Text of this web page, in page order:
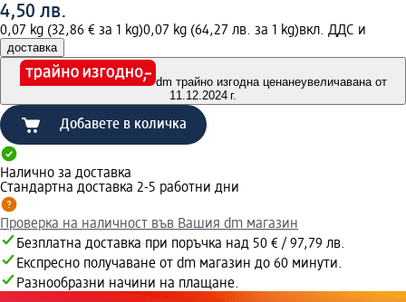
4,50 лв.
0,07 kg (32,86 € за 1 kg)0,07 kg (64,27 лв. за 1 kg)вкл. ДДС и
доставка
dm трайно изгодна ценанеувеличавана от
11.12.2024 г.
Добавете в количка
Налично за доставка
Стандартна доставка 2-5 работни дни
Проверка на наличност във Вашия dm магазин
Безплатна доставка при поръчка над 50 € / 97,79 лв.
Експресно получаване от dm магазин до 60 минути.
Разнообразни начини на плащане.